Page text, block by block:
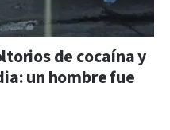
de cocaína y
un hombre fue